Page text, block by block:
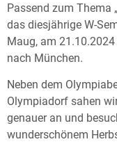
Passend zum Thema
das diesjährige W-
Maug, am
nach München.
Neben dem
Olympiadorf sahen
genauer an und
wunderschönem